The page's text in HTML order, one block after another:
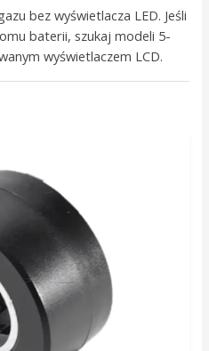
bez wyświetlacza LED. Jeśli
baterii, szukaj modeli 5-
wyświetlaczem LCD.